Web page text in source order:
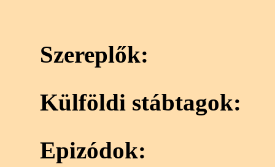
Szereplők:
Külföldi stábtagok:
Epizódok: